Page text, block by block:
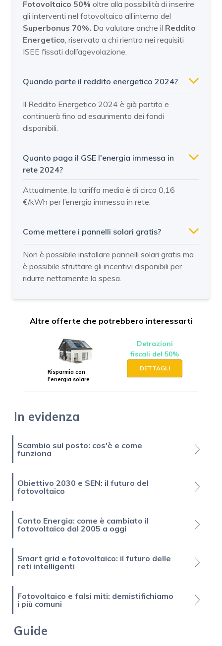
Fotovoltaico 50% oltre alla possibilità di inserire
gli interventi nel fotovoltaico all’interno del
Superbonus 70%. Da valutare anche il Reddito
Energetico, riservato a chi rientra nei requisiti
ISEE fissati dall’agevolazione.
Quando parte il reddito energetico 2024?
Il Reddito Energetico 2024 è già partito e
continuerà fino ad esaurimento dei fondi
disponibili.
Quanto paga il GSE l'energia immessa in
rete 2024?
Attualmente, la tariffa media è di circa 0,16
€/kWh per l’energia immessa in rete.
Come mettere i pannelli solari gratis?
Non è possibile installare pannelli solari gratis ma
è possibile sfruttare gli incentivi disponibili per
ridurre nettamente la spesa.
Altre offerte che potrebbero interessarti
Risparmia con
l'energia solare
Detrazioni
fiscali del 50%
DETTAGLI
In evidenza
Scambio sul posto: cos'è e come
funziona
Obiettivo 2030 e SEN: il futuro del
fotovoltaico
Conto Energia: come è cambiato il
fotovoltaico dal 2005 a oggi
Smart grid e fotovoltaico: il futuro delle
reti intelligenti
Fotovoltaico e falsi miti: demistifichiamo
i più comuni
Guide